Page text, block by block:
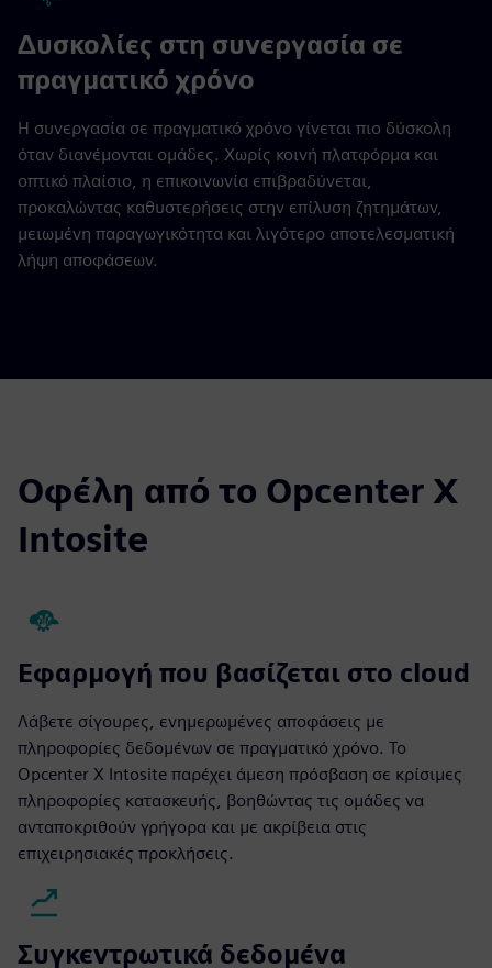
Δυσκολίες στη συνεργασία σε
πραγματικό χρόνο
Η συνεργασία σε πραγματικό χρόνο γίνεται πιο δύσκολη
όταν διανέμονται ομάδες. Χωρίς κοινή πλατφόρμα και
οπτικό πλαίσιο, η επικοινωνία επιβραδύνεται,
προκαλώντας καθυστερήσεις στην επίλυση ζητημάτων,
μειωμένη παραγωγικότητα και λιγότερο αποτελεσματική
λήψη αποφάσεων.
Οφέλη από το Opcenter X
Intosite
Εφαρμογή που βασίζεται στο cloud
Λάβετε σίγουρες, ενημερωμένες αποφάσεις με
πληροφορίες δεδομένων σε πραγματικό χρόνο. Το
Opcenter X Intosite παρέχει άμεση πρόσβαση σε κρίσιμες
πληροφορίες κατασκευής, βοηθώντας τις ομάδες να
ανταποκριθούν γρήγορα και με ακρίβεια στις
επιχειρησιακές προκλήσεις.
Συγκεντρωτικά δεδομένα